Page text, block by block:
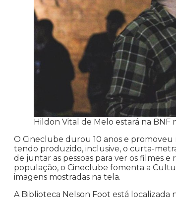
Hildon Vital de Melo estará na BNF
O Cineclube durou 10 anos e promoveu
tendo produzido, inclusive, o curta-
de juntar as pessoas para ver os filmes
população, o Cineclube fomenta a
imagens mostradas na tela.
A Biblioteca Nelson Foot está localizada